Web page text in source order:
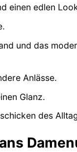
einen edlen
und das
Anlässe.
Glanz.
des